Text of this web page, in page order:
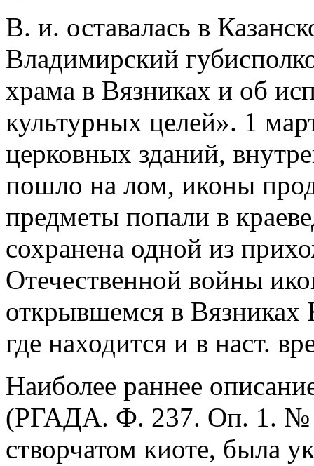
В. и. оставалась в
Владимирский
храма в Вязниках и об
культурных целей». 1
церковных зданий,
пошло на лом, иконы
предметы попали в
сохранена одной из
Отечественной войны
открывшемся в Вязниках
где находится и в наст.
Наиболее раннее
(РГАДА. Ф. 237. Оп. 1. №
створчатом киоте, была